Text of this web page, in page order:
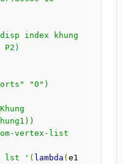
index khung
lst '
( lambda (e1